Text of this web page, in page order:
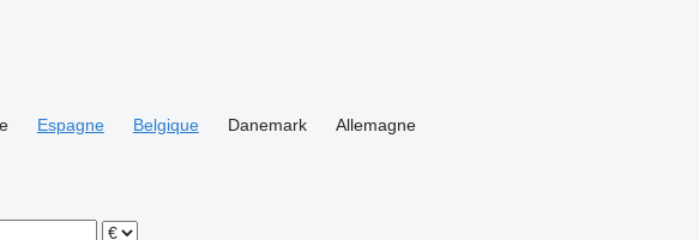
Espagne Belgique Danemark
Allemagne